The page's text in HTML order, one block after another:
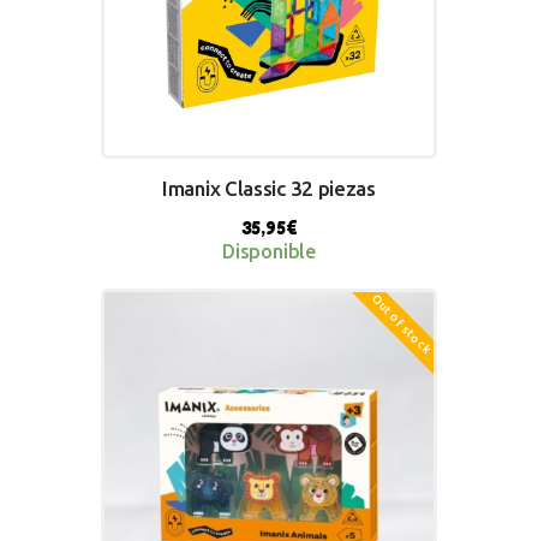
Imanix Classic 32 piezas
35,95€
Disponible
Out of stock